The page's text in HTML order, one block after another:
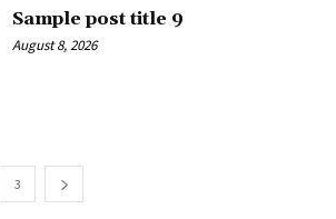
Sample post title 9
August 8, 2026
3